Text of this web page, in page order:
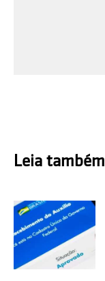
Leia também